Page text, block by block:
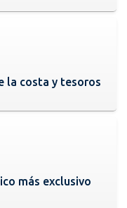
la costa y tesoros
más exclusivo